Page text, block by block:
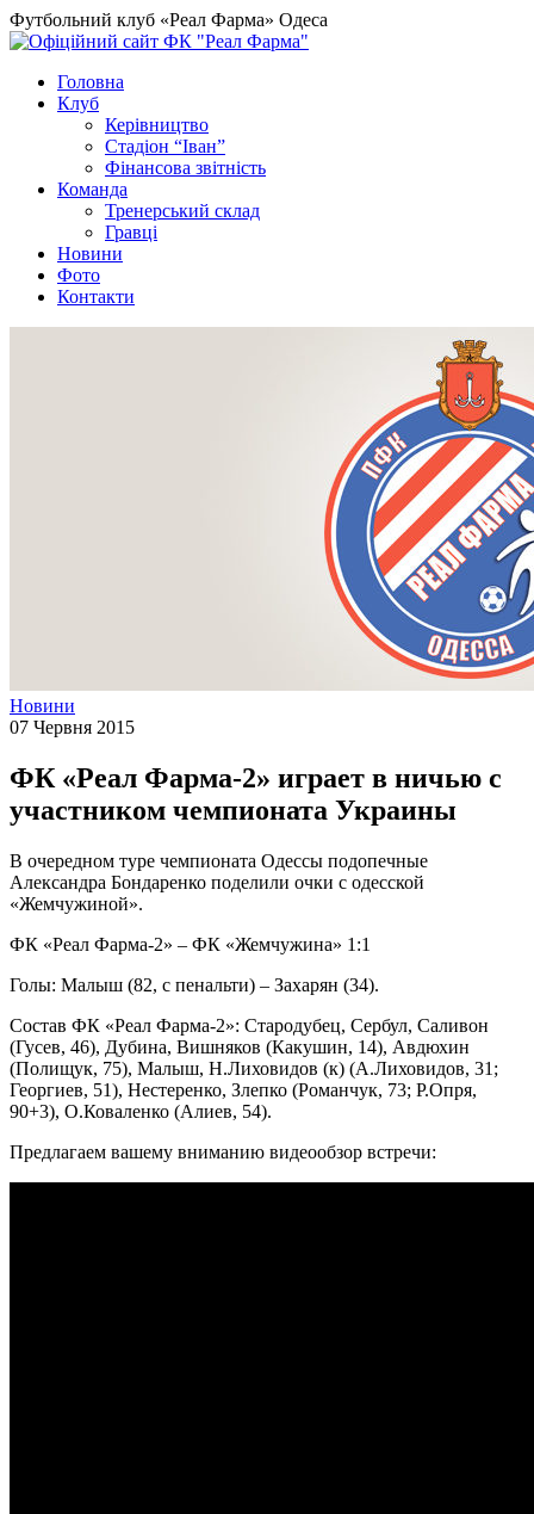
Футбольний клуб «Реал Фарма» Одеса
Головна
Клуб
Керівництво
Стадіон “Іван”
Фінансова звітність
Команда
Тренерський склад
Гравці
Новини
Фото
Контакти
Новини
07 Червня 2015
ФК «Реал Фарма-2» играет в ничью с
участником чемпионата Украины
В очередном туре чемпионата Одессы подопечные
Александра Бондаренко поделили очки с одесской
«Жемчужиной».
ФК «Реал Фарма-2» – ФК «Жемчужина» 1:1
Голы: Малыш (82, с пенальти) – Захарян (34).
Состав ФК «Реал Фарма-2»: Стародубец, Сербул, Саливон
(Гусев, 46), Дубина, Вишняков (Какушин, 14), Авдюхин
(Полищук, 75), Малыш, Н.Лиховидов (к) (А.Лиховидов, 31;
Георгиев, 51), Нестеренко, Злепко (Романчук, 73; Р.Опря,
90+3), О.Коваленко (Алиев, 54).
Предлагаем вашему вниманию видеообзор встречи: